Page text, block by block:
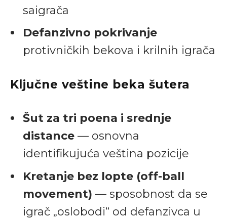
saigrača
Defanzivno pokrivanje
protivničkih bekova i krilnih igrača
Ključne veštine beka šutera
Šut za tri poena i srednje
distance — osnovna
identifikujuća veština pozicije
Kretanje bez lopte (off-ball
movement) — sposobnost da se
igrač „oslobodi“ od defanzivca u